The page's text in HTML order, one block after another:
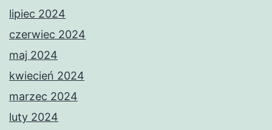
lipiec 2024
czerwiec 2024
maj 2024
kwiecień 2024
marzec 2024
luty 2024